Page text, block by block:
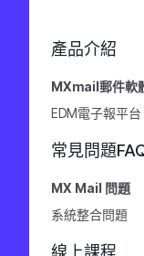
產品介紹
MXmail郵件軟
EDM電子報平台
常見問題
MX Mail 問題
系統整合問題
線上課程